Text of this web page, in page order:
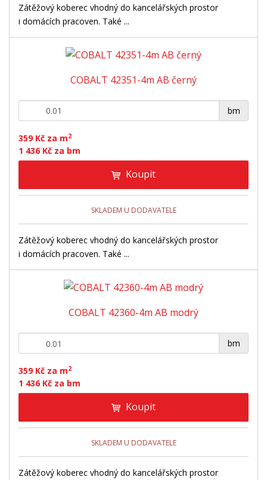
Zátěžový koberec vhodný do kancelářských prostor
i domácích pracoven. Také ...
COBALT 42351-4m AB černý
359 Kč za m2
1 436 Kč za bm
bm
+-
Koupit
SKLADEM U DODAVATELE
Zátěžový koberec vhodný do kancelářských prostor
i domácích pracoven. Také ...
COBALT 42360-4m AB modrý
359 Kč za m2
1 436 Kč za bm
bm
+-
Koupit
SKLADEM U DODAVATELE
Zátěžový koberec vhodný do kancelářských prostor